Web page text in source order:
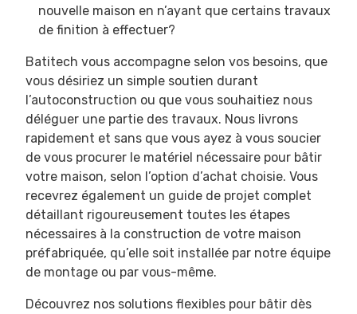
nouvelle maison en n’ayant que certains travaux
de finition à effectuer?
Batitech vous accompagne selon vos besoins, que
vous désiriez un simple soutien durant
l’autoconstruction ou que vous souhaitiez nous
déléguer une partie des travaux. Nous livrons
rapidement et sans que vous ayez à vous soucier
de vous procurer le matériel nécessaire pour bâtir
votre maison, selon l’option d’achat choisie. Vous
recevrez également un guide de projet complet
détaillant rigoureusement toutes les étapes
nécessaires à la construction de votre maison
préfabriquée, qu’elle soit installée par notre équipe
de montage ou par vous-même.
Découvrez nos solutions flexibles pour bâtir dès